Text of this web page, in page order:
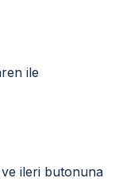
ile
ve ileri butonuna